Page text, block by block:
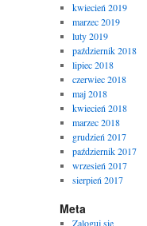
kwiecień 2019
marzec 2019
luty 2019
październik 2018
lipiec 2018
czerwiec 2018
maj 2018
kwiecień 2018
marzec 2018
grudzień 2017
październik 2017
wrzesień 2017
sierpień 2017
Meta
Zaloguj się